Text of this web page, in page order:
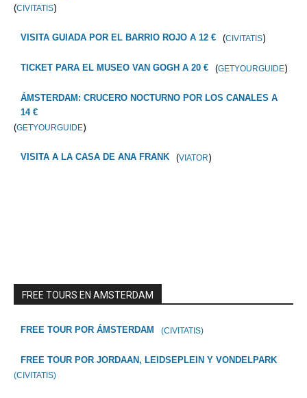
(CIVITATIS)
VISITA GUIADA POR EL BARRIO ROJO A 12 € (CIVITATIS)
TICKET PARA EL MUSEO VAN GOGH A 20 € (GETYOURGUIDE)
ÁMSTERDAM: CRUCERO NOCTURNO POR LOS CANALES A
14 €
(GETYOURGUIDE)
VISITA A LA CASA DE ANA FRANK (VIATOR)
FREE TOURS EN AMSTERDAM
FREE TOUR POR ÁMSTERDAM (CIVITATIS)
FREE TOUR POR JORDAAN, LEIDSEPLEIN Y VONDELPARK
(CIVITATIS)